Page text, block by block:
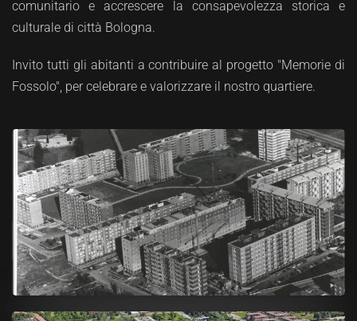
comunitario e accrescere la consapevolezza storica e
culturale di città Bologna.
Invito tutti gli abitanti a contribuire al progetto "Memorie di
Fossolo", per celebrare e valorizzare il nostro quartiere.